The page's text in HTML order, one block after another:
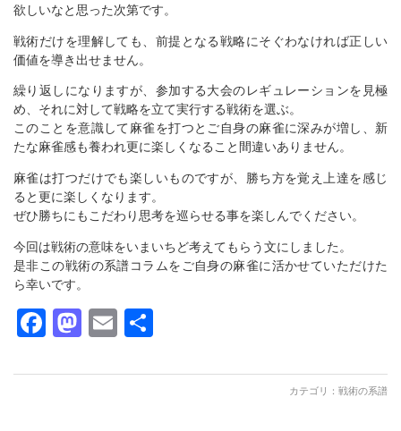
欲しいなと思った次第です。
戦術だけを理解しても、前提となる戦略にそぐわなければ正しい
価値を導き出せません。
繰り返しになりますが、参加する大会のレギュレーションを見極
め、それに対して戦略を立て実行する戦術を選ぶ。
このことを意識して麻雀を打つとご自身の麻雀に深みが増し、新
たな麻雀感も養われ更に楽しくなること間違いありません。
麻雀は打つだけでも楽しいものですが、勝ち方を覚え上達を感じ
ると更に楽しくなります。
ぜひ勝ちにもこだわり思考を巡らせる事を楽しんでください。
今回は戦術の意味をいまいちど考えてもらう文にしました。
是非この戦術の系譜コラムをご自身の麻雀に活かせていただけた
ら幸いです。
Facebook
Mastodon
Email
カテゴリ： 戦術の系譜